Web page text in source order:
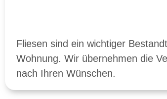
Fliesen sind ein wichtiger
Wohnung. Wir übernehmen die
nach Ihren Wünschen.